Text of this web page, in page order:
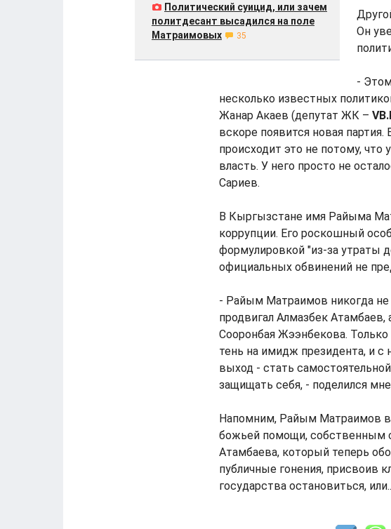
Политический суицид, или зачем
политдесант высадился на поле
Матраимовых
35
Он
-
несколько известных
Жанар Акаев (депутат ЖК –
вскоре появится новая
происходит это не потому,
власть. У него просто не
Сариев.
В Кыргызстане имя Райыма
коррупции. Его роскошный
формулировкой "из-за утраты
официальных обвинений не
- Райым Матраимов никогда не
продвигал Алмазбек
Сооронбая Жээнбекова.
тень на имидж президента, и
выход - стать
защищать себя, - поделился
Напомним, Райым Матраимов в
божьей помощи, собственным
Атамбаева, который теперь
публичные гонения, присвоив
государства остановиться,